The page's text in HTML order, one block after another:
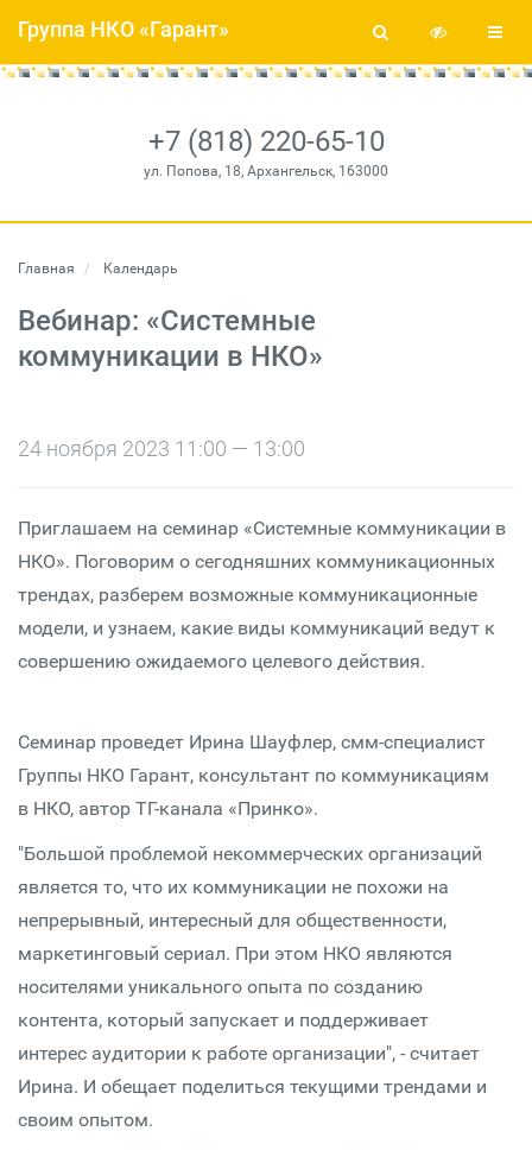
+7 (818) 220-65-10
ул. Попова, 18, Архангельск, 163000
Группа НКО «Гарант»
Главная Календарь
Вебинар: «Системные
коммуникации в НКО»
24 ноября 2023 11:00 — 13:00
Приглашаем на семинар «Системные коммуникации в
НКО». Поговорим о сегодняшних коммуникационных
трендах, разберем возможные коммуникационные
модели, и узнаем, какие виды коммуникаций ведут к
совершению ожидаемого целевого действия.
Семинар проведет Ирина Шауфлер, смм-специалист
Группы НКО Гарант, консультант по коммуникациям
в НКО, автор ТГ-канала «Принко».
"Большой проблемой некоммерческих организаций
является то, что их коммуникации не похожи на
непрерывный, интересный для общественности,
маркетинговый сериал. При этом НКО являются
носителями уникального опыта по созданию
контента, который запускает и поддерживает
интерес аудитории к работе организации", - считает
Ирина. И обещает поделиться текущими трендами и
своим опытом.